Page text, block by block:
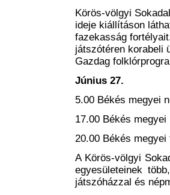
Körös-völgyi
ideje kiállításon
fazekasság
játszótéren korabeli
Gazdag
Június 27.
5.00 Békés megyei
17.00 Békés
20.00 Békés
A Körös-völgyi
egyesületeinek
játszóházzal és